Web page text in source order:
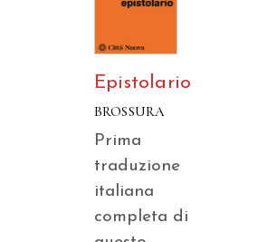
Epistolario
BROSSURA
Prima
traduzione
italiana
completa di